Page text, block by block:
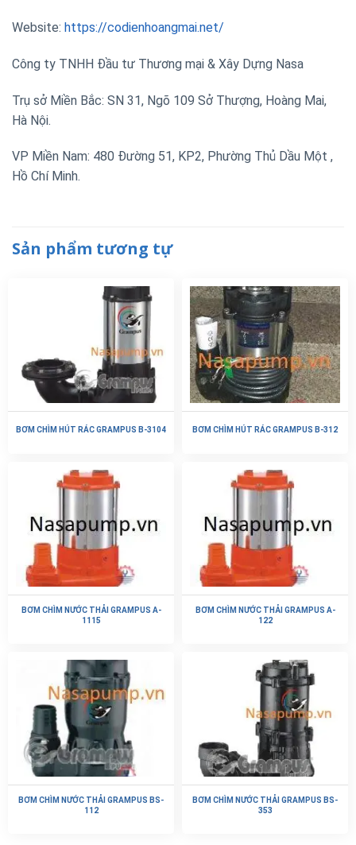
Website: https://codienhoangmai.net/
Công ty TNHH Đầu tư Thương mại & Xây Dựng Nasa
Trụ sở Miền Bắc: SN 31, Ngõ 109 Sở Thượng, Hoàng Mai,
Hà Nội.
VP Miền Nam: 480 Đường 51, KP2, Phường Thủ Dầu Một ,
Hồ Chí Minh.
Sản phẩm tương tự
BƠM CHÌM HÚT RÁC GRAMPUS B-3104 BƠM CHÌM HÚT RÁC GRAMPUS B-312
BƠM CHÌM NƯỚC THẢI GRAMPUS A-
1115
BƠM CHÌM NƯỚC THẢI GRAMPUS A-
122
BƠM CHÌM NƯỚC THẢI GRAMPUS BS-
112
BƠM CHÌM NƯỚC THẢI GRAMPUS BS-
353